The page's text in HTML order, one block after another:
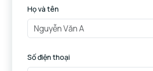
Họ và tên
Số điện thoại